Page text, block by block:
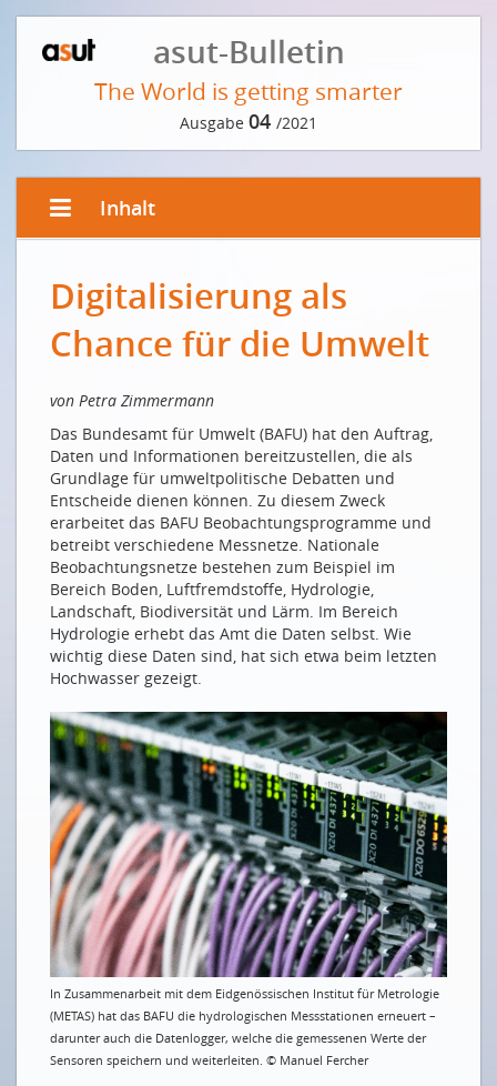
asut-Bulletin
The World is getting smarter
Ausgabe 04 /2021
Inhalt
Der Weg zur Innovation führt über die Cloud
Le chemin vers l’innovation passe par le cloud
Was der Intelligenz zugrunde liegt
EDGE- UND CLOUD COMPUTING
Eine «smarte» Fabrik braucht Rechenleistung vor Ort
KI UND DEEP LEARNING
Eine Kürzestgeschichte des Deep Learnings
KI wozu? Die Liste ist lang...
KI-FORSCHUNG IN BERN: INTERVIEW MIT RAPHAEL
SZNITMAN
Wenn künstliche Intelligenz das Gehirn nach
Krankheiten scannt
Quand l'AI scanne le cerveau à la recherche de
maladies
INTELLIGENTE ANWENDUNGEN
Digitalisierung als Chance für die Umwelt
Saubere Gewässer mit künstlicher Intelligenz und
IoT
Und es gibt sie doch, die intelligente Küche
Covid in der Lunge sehen und hören
Wir erleben derzeit, wie Computeralgorithmen die
Biologie revolutionieren
SMART ENERGY PARTY
Digitalisierung als
Chance für die Umwelt
von Petra Zimmermann
Das Bundesamt für Umwelt (BAFU) hat den Auftrag,
Daten und Informationen bereitzustellen, die als
Grundlage für umweltpolitische Debatten und
Entscheide dienen können. Zu diesem Zweck
erarbeitet das BAFU Beobachtungsprogramme und
betreibt verschiedene Messnetze. Nationale
Beobachtungsnetze bestehen zum Beispiel im
Bereich Boden, Luftfremdstoffe, Hydrologie,
Landschaft, Biodiversität und Lärm. Im Bereich
Hydrologie erhebt das Amt die Daten selbst. Wie
wichtig diese Daten sind, hat sich etwa beim letzten
Hochwasser gezeigt.
In Zusammenarbeit mit dem Eidgenössischen Institut für Metrologie
(METAS) hat das BAFU die hydrologischen Messstationen erneuert –
darunter auch die Datenlogger, welche die gemessenen Werte der
Sensoren speichern und weiterleiten. © Manuel Fercher